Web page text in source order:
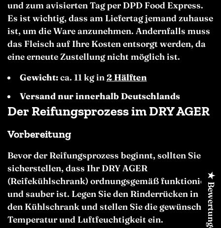
und zum avisierten Tag per DPD Food Express.
Es ist wichtig, dass am Liefertag jemand zuhause
ist, um die Ware anzunehmen. Andernfalls muss
das Fleisch auf Ihre Kosten entsorgt werden, da
eine erneute Zustellung nicht möglich ist.
Gewicht:ca. 11 kg in 2 Hälften
Versand nur innerhalb Deutschlands
Der Reifungsprozess im DRY AGER
Vorbereitung
Bevor der Reifungsprozess beginnt, sollten Sie
sicherstellen, dass Ihr DRY AGER
(Reifekühlschrank) ordnungsgemäß funktioniert
und sauber ist. Legen Sie den Rinderrücken in
den Kühlschrank und stellen Sie die gewünschte
Temperatur und Luftfeuchtigkeit ein.
★ Bewertungen